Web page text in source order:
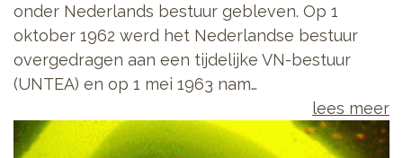
onder Nederlands bestuur gebleven. Op 1
oktober 1962 werd het Nederlandse bestuur
overgedragen aan een tijdelijke VN-bestuur
(UNTEA) en op 1 mei 1963 nam…
lees meer